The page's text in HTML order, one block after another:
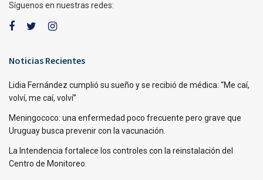
Síguenos en nuestras redes:
Noticias Recientes
Lidia Fernández cumplió su sueño y se recibió de médica: “Me caí,
volví, me caí, volví”
Meningococo: una enfermedad poco frecuente pero grave que
Uruguay busca prevenir con la vacunación.
La Intendencia fortalece los controles con la reinstalación del
Centro de Monitoreo.